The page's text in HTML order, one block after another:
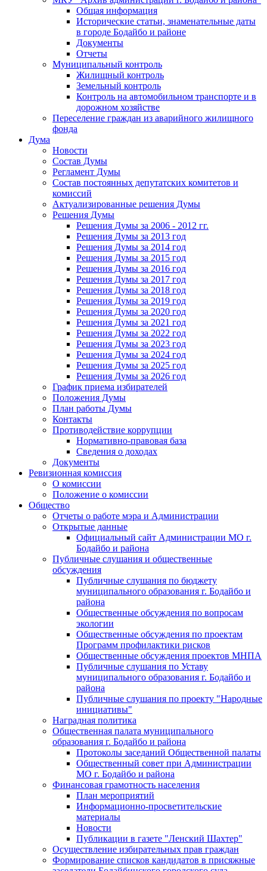
Общая информация
Исторические статьи, знаменательные даты
в городе Бодайбо и районе
Документы
Отчеты
Муниципальный контроль
Жилищный контроль
Земельный контроль
Контроль на автомобильном транспорте и в
дорожном хозяйстве
Переселение граждан из аварийного жилищного
фонда
Дума
Новости
Состав Думы
Регламент Думы
Состав постоянных депутатских комитетов и
комиссий
Актуализированные решения Думы
Решения Думы
Решения Думы за 2006 - 2012 гг.
Решения Думы за 2013 год
Решения Думы за 2014 год
Решения Думы за 2015 год
Решения Думы за 2016 год
Решения Думы за 2017 год
Решения Думы за 2018 год
Решения Думы за 2019 год
Решения Думы за 2020 год
Решения Думы за 2021 год
Решения Думы за 2022 год
Решения Думы за 2023 год
Решения Думы за 2024 год
Решения Думы за 2025 год
Решения Думы за 2026 год
График приема избирателей
Положения Думы
План работы Думы
Контакты
Противодействие коррупции
Нормативно-правовая база
Сведения о доходах
Документы
Ревизионная комиссия
О комиссии
Положение о комиссии
Общество
Отчеты о работе мэра и Администрации
Открытые данные
Официальный сайт Администрации МО г.
Бодайбо и района
Публичные слушания и общественные
обсуждения
Публичные слушания по бюджету
муниципального образования г. Бодайбо и
района
Общественные обсуждения по вопросам
экологии
Общественные обсуждения по проектам
Программ профилактики рисков
Общественные обсуждения проектов МНПА
Публичные слушания по Уставу
муниципального образования г. Бодайбо и
района
Публичные слушания по проекту "Народные
инициативы"
Наградная политика
Общественная палата муниципального
образования г. Бодайбо и района
Протоколы заседаний Общественной палаты
Общественный совет при Администрации
МО г. Бодайбо и района
Финансовая грамотность населения
План мероприятий
Информационно-просветительские
материалы
Новости
Публикации в газете "Ленский Шахтер"
Осуществление избирательных прав граждан
Формирование списков кандидатов в присяжные